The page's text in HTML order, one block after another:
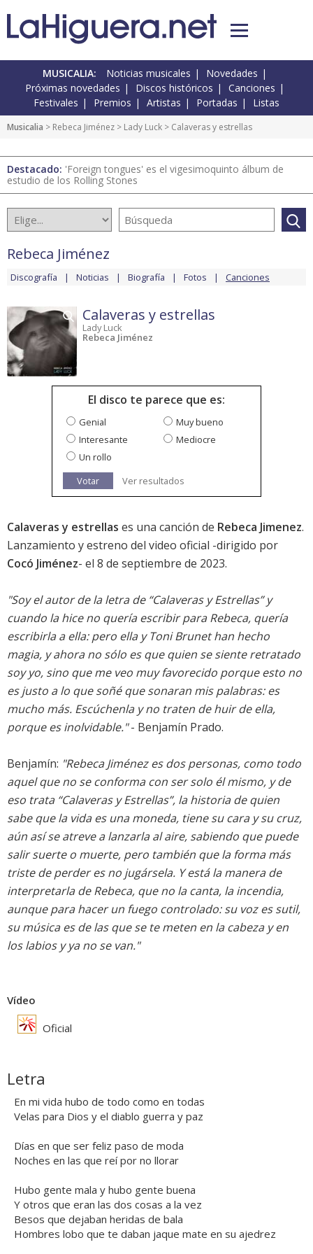
MUSICALIA: Noticias musicales
Novedades
Próximas novedades
Discos históricos
Canciones
Festivales
Premios Artistas Portadas Listas
Musicalia > Rebeca Jiménez > Lady Luck > Calaveras y estrellas
Destacado: 'Foreign tongues' es el vigesimoquinto álbum de
estudio de los Rolling Stones
Rebeca Jiménez
Discografía Noticias Biografía Fotos Canciones
Calaveras y estrellas
Lady Luck
Rebeca Jiménez
El disco te parece que es:
Genial
Muy bueno
Interesante
Mediocre
Un rollo
Votar
Ver resultados
Calaveras y estrellas es una canción de Rebeca Jimenez.
Lanzamiento y estreno del video oficial -dirigido por
Cocó Jiménez- el 8 de septiembre de 2023.
"Soy el autor de la letra de “Calaveras y Estrellas” y
cuando la hice no quería escribir para Rebeca, quería
escribirla a ella: pero ella y Toni Brunet han hecho
magia, y ahora no sólo es que quien se siente retratado
soy yo, sino que me veo muy favorecido porque esto no
es justo a lo que soñé que sonaran mis palabras: es
mucho más. Escúchenla y no traten de huir de ella,
porque es inolvidable."- Benjamín Prado.
Benjamín: "Rebeca Jiménez es dos personas, como todo
aquel que no se conforma con ser solo él mismo, y de
eso trata “Calaveras y Estrellas”, la historia de quien
sabe que la vida es una moneda, tiene su cara y su cruz,
aún así se atreve a lanzarla al aire, sabiendo que puede
salir suerte o muerte, pero también que la forma más
triste de perder es no jugársela. Y está la manera de
interpretarla de Rebeca, que no la canta, la incendia,
aunque para hacer un fuego controlado: su voz es sutil,
su música es de las que se te meten en la cabeza y en
los labios y ya no se van."
Vídeo
Oficial
Letra
En mi vida hubo de todo como en todas
Velas para Dios y el diablo guerra y paz
Días en que ser feliz paso de moda
Noches en las que reí por no llorar
Hubo gente mala y hubo gente buena
Y otros que eran las dos cosas a la vez
Besos que dejaban heridas de bala
Hombres lobo que te daban jaque mate en su ajedrez